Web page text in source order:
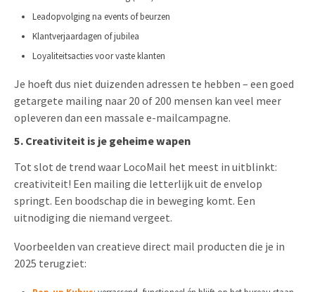
Leadopvolging na events of beurzen
Klantverjaardagen of jubilea
Loyaliteitsacties voor vaste klanten
Je hoeft dus niet duizenden adressen te hebben – een goed
getargete mailing naar 20 of 200 mensen kan veel meer
opleveren dan een massale e-mailcampagne.
5. Creativiteit is je geheime wapen
Tot slot de trend waar LocoMail het meest in uitblinkt:
creativiteit! Een mailing die letterlijk uit de envelop
springt. Een boodschap die in beweging komt. Een
uitnodiging die niemand vergeet.
Voorbeelden van creatieve direct mail producten die je in
2025 terugziet: